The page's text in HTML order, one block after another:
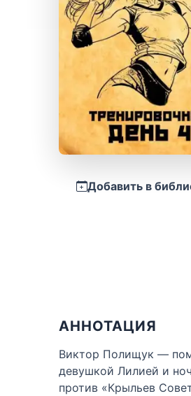
Добавить в
АННОТАЦИЯ
Виктор Полищук —
девушкой Лилией и
против «Крыльев